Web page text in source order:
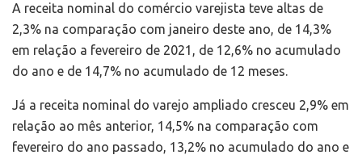
A receita nominal do comércio varejista teve altas de
2,3% na comparação com janeiro deste ano, de 14,3%
em relação a fevereiro de 2021, de 12,6% no acumulado
do ano e de 14,7% no acumulado de 12 meses.
Já a receita nominal do varejo ampliado cresceu 2,9% em
relação ao mês anterior, 14,5% na comparação com
fevereiro do ano passado, 13,2% no acumulado do ano e